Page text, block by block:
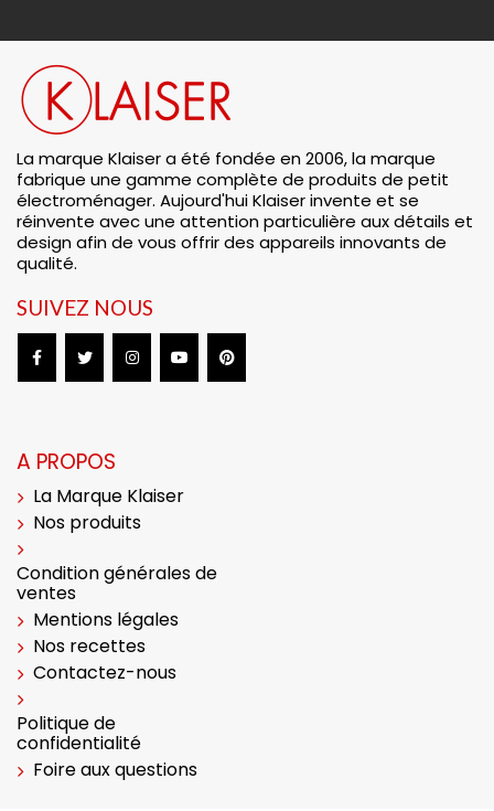
La marque Klaiser a été fondée en 2006, la marque
fabrique une gamme complète de produits de petit
électroménager. Aujourd'hui Klaiser invente et se
réinvente avec une attention particulière aux détails et
design afin de vous offrir des appareils innovants de
qualité.
SUIVEZ NOUS
A PROPOS
La Marque Klaiser
Nos produits
Condition générales de
ventes
Mentions légales
Nos recettes
Contactez-nous
Politique de
confidentialité
Foire aux questions